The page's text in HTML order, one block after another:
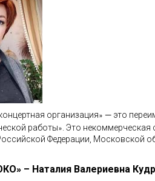
организация» – это
работы» . Это
Федерации, Московской
» – Наталия Валериевна